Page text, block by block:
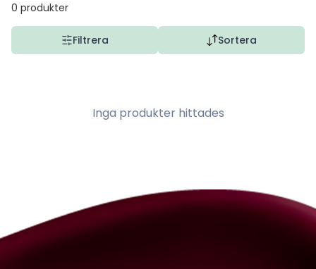
0 produkter
Filtrera Sortera
Inga produkter hittades